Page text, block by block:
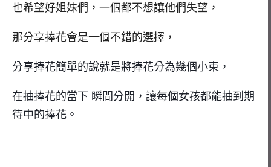
也希望好姐妹們，一個都不想讓他們失望，
那分享捧花會是一個不錯的選擇，
分享捧花簡單的說就是將捧花分為幾個小束，
在抽捧花的當下 瞬間分開，讓每個女孩都能抽到期
待中的捧花。